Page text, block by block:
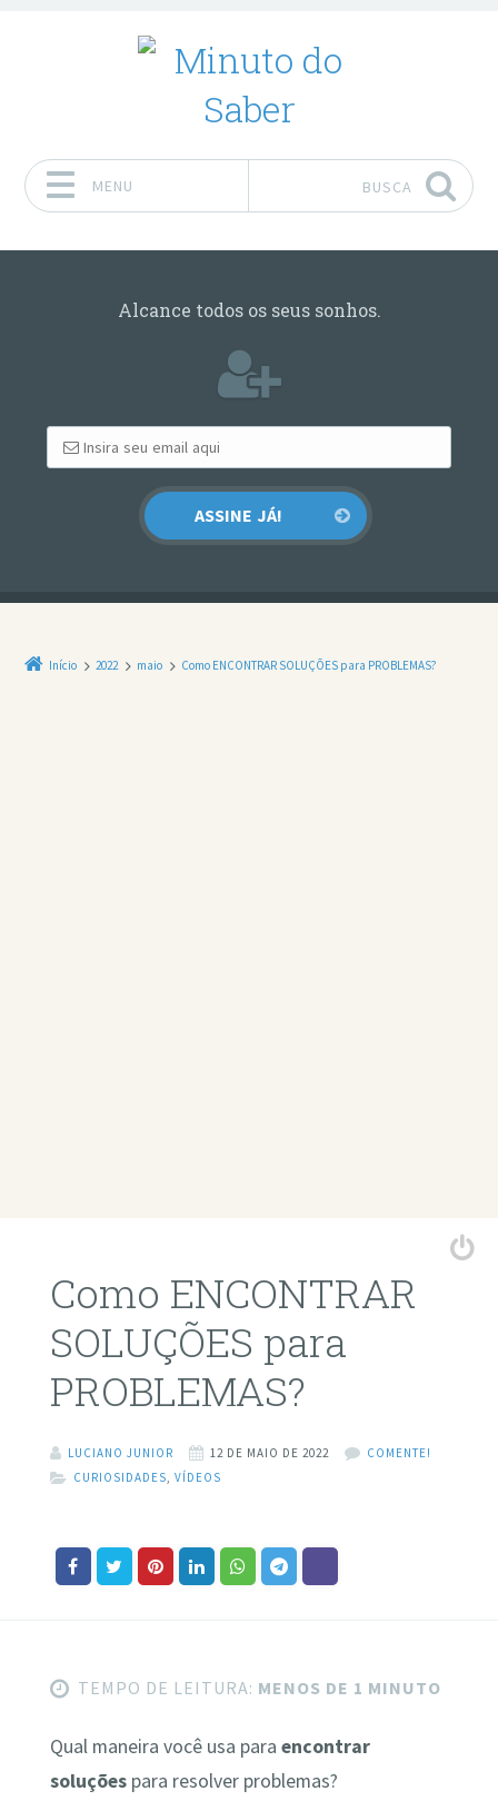
MENU BUSCA
Alcance todos os seus sonhos.
Início 2022 maio Como ENCONTRAR SOLUÇÕES para PROBLEMAS?
Como ENCONTRAR
SOLUÇÕES para
PROBLEMAS?
LUCIANO JUNIOR 12 DE MAIO DE 2022
COMENTE!
CURIOSIDADES VÍDEOS
TEMPO DE LEITURA: MENOS DE 1 MINUTO
Qual maneira você usa para encontrar
soluçõespara resolver problemas?